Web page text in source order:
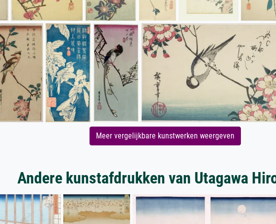
Meer vergelijkbare kunstwerken weergeven
Andere kunstafdrukken van Utagawa